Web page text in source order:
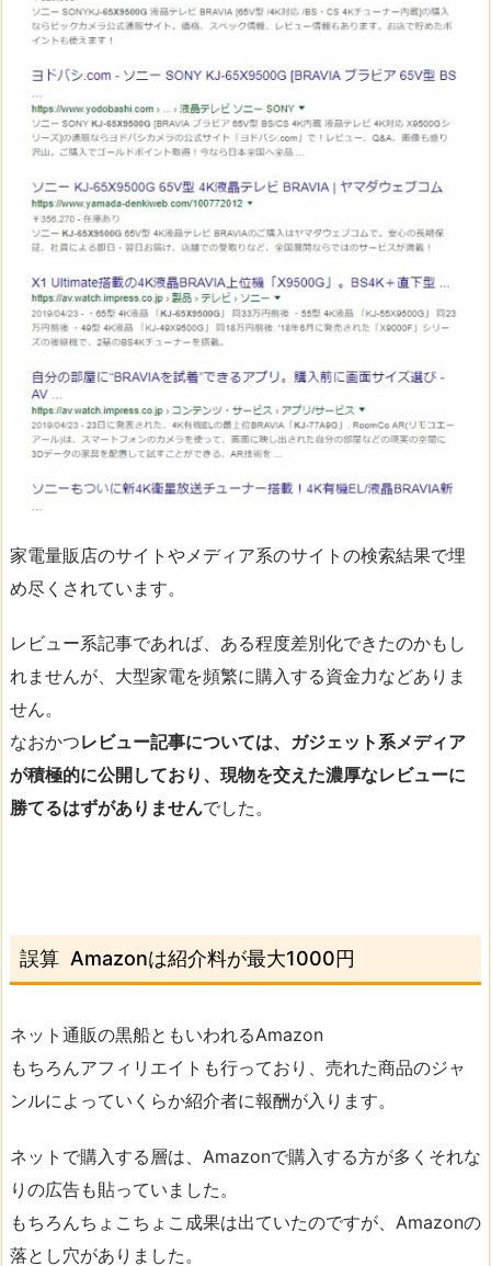
家電量販店のサイトやメディア系のサイトの検索結果で埋
め尽くされています。
レビュー系記事であれば、ある程度差別化できたのかもし
れませんが、大型家電を頻繁に購入する資金力などありま
せん。
なおかつレビュー記事については、ガジェット系メディア
が積極的に公開しており、現物を交えた濃厚なレビューに
勝てるはずがありませんでした。
誤算 Amazonは紹介料が最大1000円
ネット通販の黒船ともいわれるAmazon
もちろんアフィリエイトも行っており、売れた商品のジャ
ンルによっていくらか紹介者に報酬が入ります。
ネットで購入する層は、Amazonで購入する方が多くそれな
りの広告も貼っていました。
もちろんちょこちょこ成果は出ていたのですが、Amazonの
落とし穴がありました。